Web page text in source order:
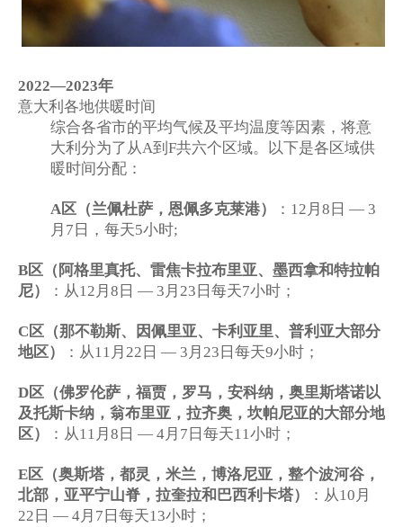
2022—2023年
意大利各地供暖时间
综合各省市的平均气候及平均温度等因素，将意
大利分为了从A到F共六个区域。以下是各区域供
暖时间分配：
A区（兰佩杜萨，恩佩多克莱港） ： 12 月 8 日 — 3
月 7 日，每天5小时;
B区（阿格里真托、雷焦卡拉布里亚、墨西拿和特拉帕
尼）
：从12 月8日 — 3 月23日每天7小时；
C 区（那不勒斯、因佩里亚、卡利亚里、普利亚大部分
地区）
：从11 月22日 — 3 月23日每天9小时；
D区（佛罗伦萨，福贾，罗马，安科纳，奥里斯塔诺以
及托斯卡纳，翁布里亚，拉齐奥，坎帕尼亚的大部分地
区）
：从11 月8日 — 4月 7日每天11小时；
E区（奥斯塔，都灵，米兰，博洛尼亚，整个波河谷，
北部，亚平宁山脊，拉奎拉和巴西利卡塔）
：从10 月
22日 — 4月 7日每天13小时；